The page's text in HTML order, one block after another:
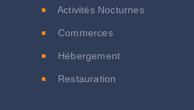
Activités Nocturnes
Commerces
Hébergement
Restauration